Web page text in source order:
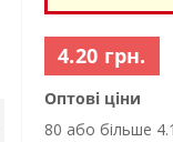
4.20 грн.
Оптові ціни
80 або більше